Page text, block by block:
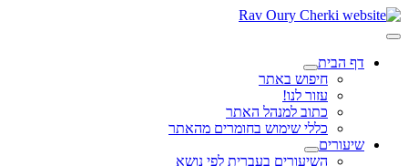
דף הבית
חיפוש באתר
עזור לנו!
כתוב למנהל האתר
כללי שימוש בחומרים מהאתר
שיעורים
השיעורים בעברית לפי נושא